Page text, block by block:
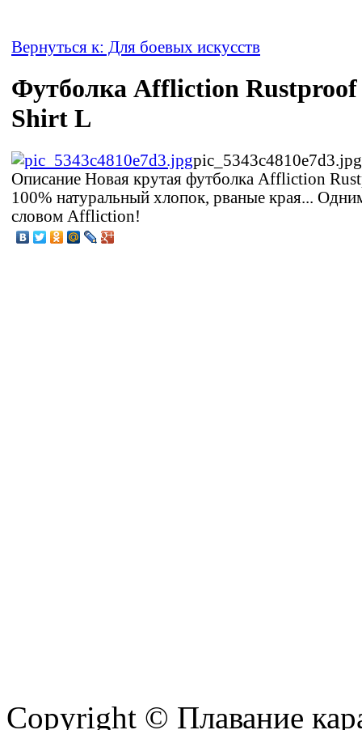
Вернуться к: Для боевых искусств
Футболка Affliction Rustproof
Shirt L
pic_5343c4810e7d3.jpg
Описание Новая крутая футболка Affliction
100% натуральный хлопок, рваные края...
словом Affliction!
Copyright © Плавание